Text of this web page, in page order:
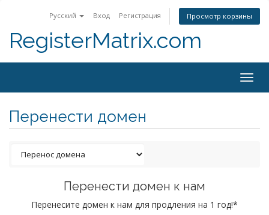
Русский Вход Регистрация Просмотр корзины
RegisterMatrix.com
Перенести домен
Перенести домен к нам
Перенесите домен к нам для продления на 1 год!*